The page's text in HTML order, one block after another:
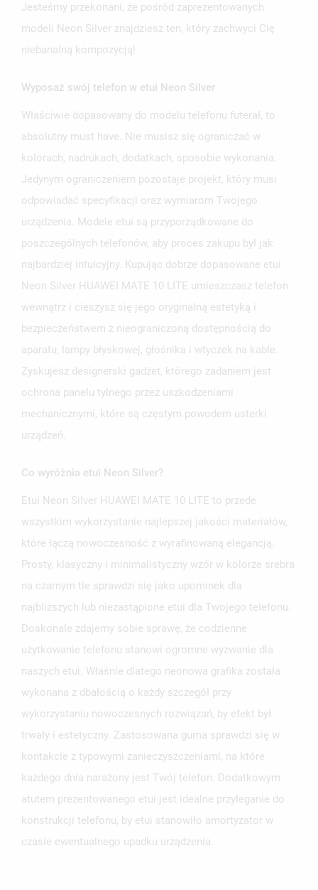
Jesteśmy przekonani, że pośród zaprezentowanych
modeli Neon Silver znajdziesz ten, który zachwyci Cię
niebanalną kompozycją!
Wyposaż swój telefon w etui Neon Silver
Właściwie dopasowany do modelu telefonu futerał, to
absolutny must have. Nie musisz się ograniczać w
kolorach, nadrukach, dodatkach, sposobie wykonania.
Jedynym ograniczeniem pozostaje projekt, który musi
odpowiadać specyfikacji oraz wymiarom Twojego
urządzenia. Modele etui są przyporządkowane do
poszczególnych telefonów, aby proces zakupu był jak
najbardziej intuicyjny. Kupując dobrze dopasowane etui
Neon Silver HUAWEI MATE 10 LITE umieszczasz telefon
wewnątrz i cieszysz się jego oryginalną estetyką i
bezpieczeństwem z nieograniczoną dostępnością do
aparatu, lampy błyskowej, głośnika i wtyczek na kable.
Zyskujesz designerski gadżet, którego zadaniem jest
ochrona panelu tylnego przez uszkodzeniami
mechanicznymi, które są częstym powodem usterki
urządzeń.
Co wyróżnia etui Neon Silver?
Etui Neon Silver HUAWEI MATE 10 LITE to przede
wszystkim wykorzystanie najlepszej jakości materiałów,
które łączą nowoczesność z wyrafinowaną elegancją.
Prosty, klasyczny i minimalistyczny wzór w kolorze srebra
na czarnym tle sprawdzi się jako upominek dla
najbliższych lub niezastąpione etui dla Twojego telefonu.
Doskonale zdajemy sobie sprawę, że codzienne
użytkowanie telefonu stanowi ogromne wyzwanie dla
naszych etui. Właśnie dlatego neonowa grafika została
wykonana z dbałością o każdy szczegół przy
wykorzystaniu nowoczesnych rozwiązań, by efekt był
trwały i estetyczny. Zastosowana guma sprawdzi się w
kontakcie z typowymi zanieczyszczeniami, na które
każdego dnia narażony jest Twój telefon. Dodatkowym
atutem prezentowanego etui jest idealne przyleganie do
konstrukcji telefonu, by etui stanowiło amortyzator w
czasie ewentualnego upadku urządzenia.
MOJE LISTY ŻYCZEŃ
add_circle_outline UTWÓRZ NOWĄ LISTĘ
UTWÓRZ LISTĘ ŻYCZEŃ
NAZWA LISTY ŻYCZEŃ
ANULUJ UTWÓRZ LISTĘ ŻYCZEŃ
ZALOGUJ SIĘ
MUSISZ BYĆ ZALOGOWANY BY ZAPISAĆ PRODUKTY NA
SWOJEJ LIŚCIE ŻYCZEŃ.
ANULUJ ZALOGUJ SIĘ